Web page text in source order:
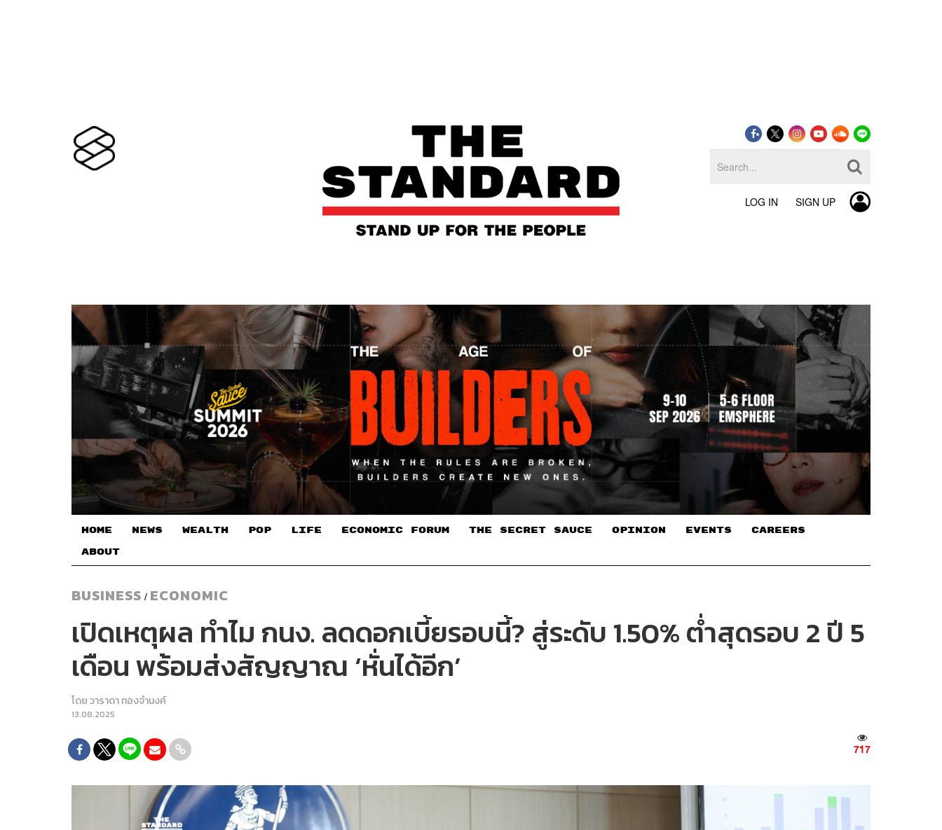
LOG IN SIGN UP
HOME NEWS WEALTH POP LIFE ECONOMIC FORUM THE SECRET SAUCE​ OPINION EVENTS CAREERS
ABOUT
BUSINESS / ECONOMIC
เปิดเหตุผล ทำไม กนง. ลดดอกเบี้ยรอบนี้? สู่ระดับ 1.50% ต่ำสุดรอบ 2 ปี 5
เดือน พร้อมส่งสัญญาณ ‘หั่นได้อีก’
โดยวาราดา ทองจำนงค์
13.08.2025
717